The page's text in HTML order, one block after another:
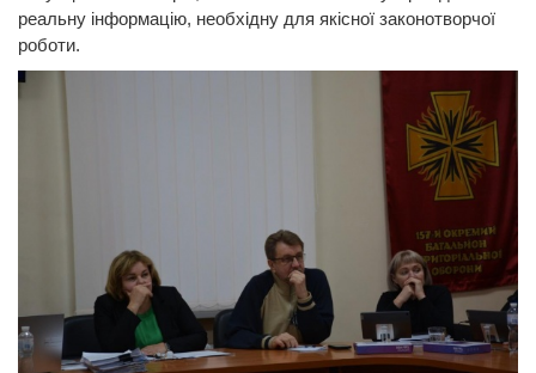
реальну інформацію, необхідну для якісної законотворчої
роботи.